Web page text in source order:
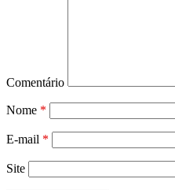
Comentário
Nome *
E-mail *
Site